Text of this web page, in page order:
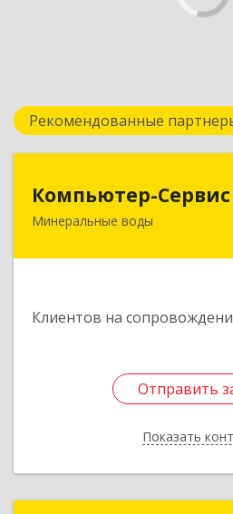
Рекомендованные
Компьютер-Сервис
Минеральные воды
Клиентов на
Отправить
Показать
357202, Ставропольский
Отправить
Назад